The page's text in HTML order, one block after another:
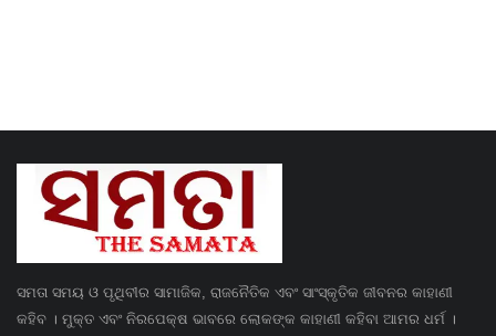
ସମତା ସମୟ ଓ ପୃଥିବୀର ସାମାଜିକ, ରାଜନୈତିକ ଏବଂ ସାଂସ୍କୃତିକ ଜୀବନର କାହାଣୀ
କହିବ । ମୁକ୍ତ ଏବଂ ନିରପେକ୍ଷ ଭାବରେ ଲୋକଙ୍କ କାହାଣୀ କହିବା ଆମର ଧର୍ମ ।